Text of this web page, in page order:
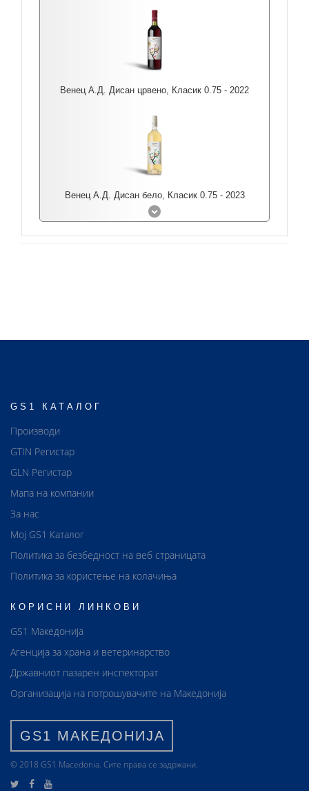
Венец А.Д. Дисан црвено, Класик 0.75 - 2022
Венец А.Д. Дисан бело, Класик 0.75 - 2023
GS1 КАТАЛОГ
Производи
GTIN Регистар
GLN Регистар
Мапа на компании
За нас
Мој GS1 Каталог
Политика за безбедност на веб страницата
Политика за користење на колачиња
КОРИСНИ ЛИНКОВИ
GS1 Македонија
Агенција за храна и ветеринарство
Државниот пазарен инспекторат
Организација на потрошувачите на Македонија
GS1 МАКЕДОНИЈА
© 2018 GS1 Маcedonia. Сите права се задржани.